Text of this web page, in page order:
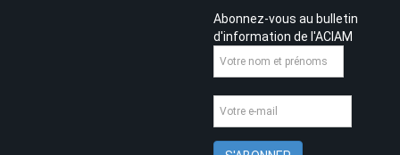
Abonnez-vous au bulletin
d'information de l'ACIAM